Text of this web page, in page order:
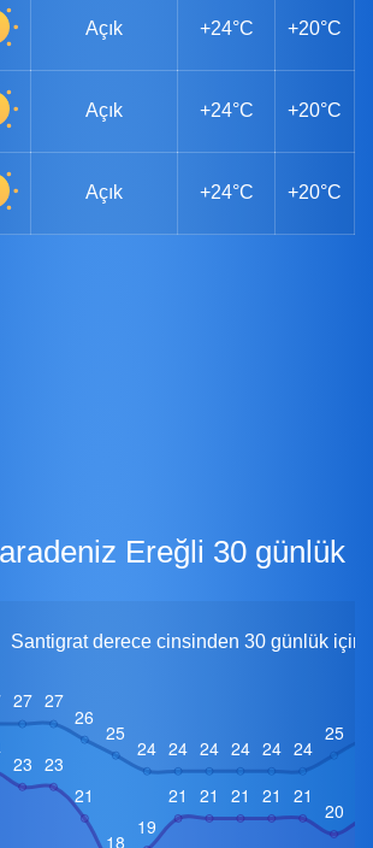
Açık +24°C +20°C
Açık +24°C +20°C
Açık +24°C +20°C
Ereğli 30 günlük
Santigrat derece cinsinden 30 günlük için